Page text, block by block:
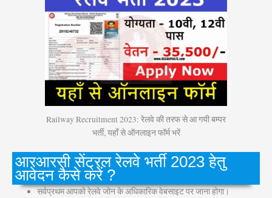
Railway Recruitment 2023: रेलवे की तरफ से आ गयी बम्पर
भर्ती, यहाँ से ऑनलाइन फॉर्म भरें
आरआरसी सेंट्रल रेलवे भर्ती 2023 हेतु
आवेदन कैसे करें ?
सर्वप्रथम आपको रेलवे जोन के अधिकारिक वेबसाइट पर जाना होगा।